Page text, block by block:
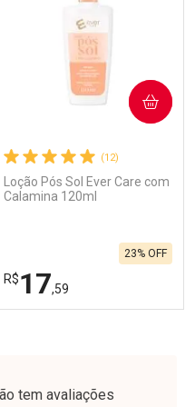
(12)
Loção Pós Sol Ever Care com
Calamina 120ml
R$17,59
23% OFF
COMPRAR
Laboratório
Por Menos
tem avaliações